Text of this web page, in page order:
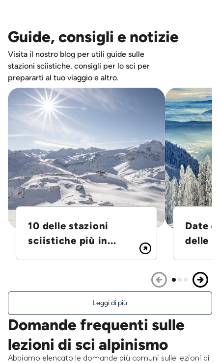
Guide, consigli e notizie
Visita il nostro blog per utili guide sulle
stazioni sciistiche, consigli per lo sci per
prepararti al tuo viaggio e altro.
10 delle stazioni
sciistiche più in...
Date
delle
Leggi di più
Domande frequenti sulle
lezioni di sci alpinismo
Abbiamo elencato le domande più comuni sulle lezioni di